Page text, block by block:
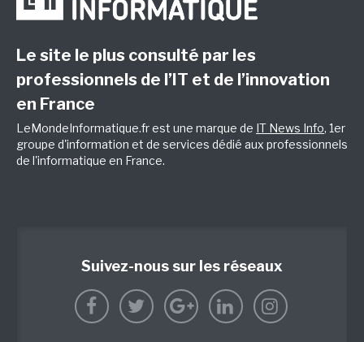
Le site le plus consulté par les
professionnels de l’IT et de l’innovation
en France
LeMondeInformatique.fr est une marque de IT News Info, 1er
groupe d'information et de services dédié aux professionnels
de l'informatique en France.
Suivez-nous sur les réseaux